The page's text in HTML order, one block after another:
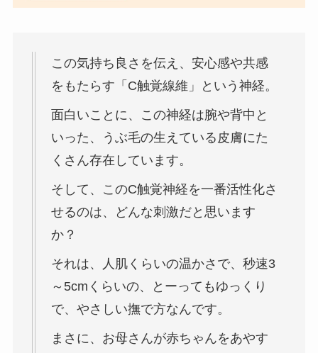
この気持ち良さを伝え、安心感や共感
をもたらす「C触覚線維」という神経。
面白いことに、この神経は腕や背中と
いった、うぶ毛の生えている皮膚にた
くさん存在しています。
そして、このC触覚神経を一番活性化さ
せるのは、どんな刺激だと思います
か？
それは、人肌くらいの温かさで、秒速3
～5cmくらいの、とーってもゆっくり
で、やさしい撫で方なんです。
まさに、お母さんが赤ちゃんをあやす